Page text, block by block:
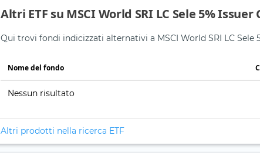
Altri ETF su MSCI World SRI LC Sele 5% Issuer
Qui trovi fondi indicizzati alternativi a MSCI World SRI LC Sele
Nome del fondo
Nessun risultato
Altri prodotti nella ricerca ETF